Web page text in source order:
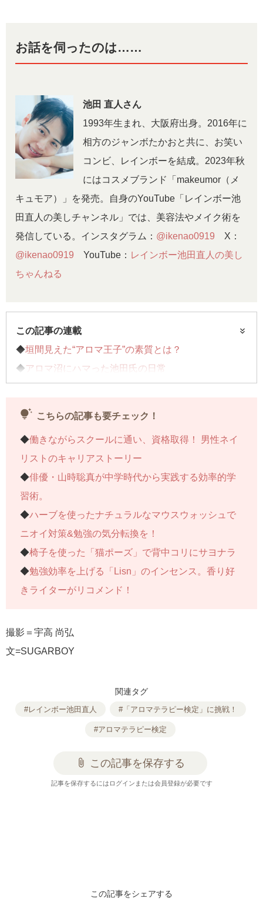
お話を伺ったのは……
池田 直人さん
1993年生まれ、大阪府出身。2016年に
相方のジャンボたかおと共に、お笑い
コンビ、レインボーを結成。2023年秋
にはコスメブランド「makeumor（メ
キュモア）」を発売。自身のYouTube「レインボー池
田直人の美しチャンネル」では、美容法やメイク術を
発信している。インスタグラム： @ikenao0919 X：
@ikenao0919 YouTube： レインボー池田直人の美し
ちゃんねる
この記事の連載
◆垣間見えた“アロマ王子”の素質とは？
◆アロマ沼にハマった池田氏の日常
チラ
連載記事一覧へ>>
tips_and_updates こちらの記事も要チェック！
◆働きながらスクールに通い、資格取得！ 男性ネイ
リストのキャリアストーリー
◆俳優・山時聡真が中学時代から実践する効率的学
習術。
◆ハーブを使ったナチュラルなマウスウォッシュで
ニオイ対策&勉強の気分転換を！
◆椅子を使った「猫ポーズ」で背中コリにサヨナラ
◆勉強効率を上げる「Lisn」のインセンス。香り好
きライターがリコメンド！
撮影＝宇高 尚弘
文=SUGARBOY
関連タグ
#レインボー池田直人 #「アロマテラピー検定」に挑戦！
#アロマテラピー検定
attach_file この記事を保存する
記事を保存するにはログインまたは会員登録が必要です
この記事をシェアする